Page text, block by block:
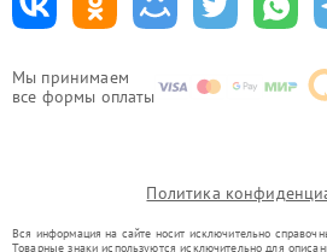
Мы принимаем
все формы оплаты
Политика
Вся информация на сайте носит исключительно
Товарные знаки используются исключительно для